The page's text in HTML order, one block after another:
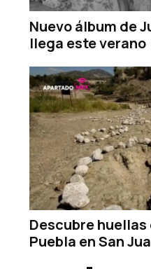
Nuevo álbum de
llega este verano
Descubre
Puebla en San